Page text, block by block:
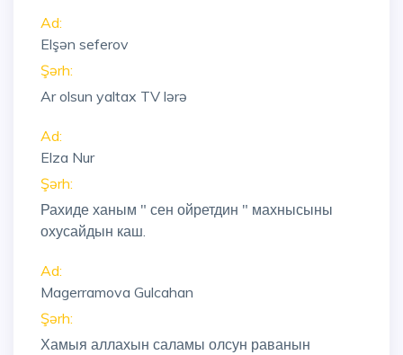
Ad:
Elşən seferov
Şərh:
Ar olsun yaltax TV lərə
Ad:
Elza Nur
Şərh:
Рахиде ханым " сен ойретдин " махнысыны
охусайдын каш.
Ad:
Magerramova Gulcahan
Şərh:
Хамыя аллахын саламы олсун раванын